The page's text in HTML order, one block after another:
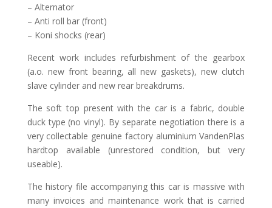
– Alternator
– Anti roll bar (front)
– Koni shocks (rear)
Recent work includes refurbishment of the gearbox
(a.o. new front bearing, all new gaskets), new clutch
slave cylinder and new rear breakdrums.
The soft top present with the car is a fabric, double
duck type (no vinyl). By separate negotiation there is a
very collectable genuine factory aluminium VandenPlas
hardtop available (unrestored condition, but very
useable).
The history file accompanying this car is massive with
many invoices and maintenance work that is carried